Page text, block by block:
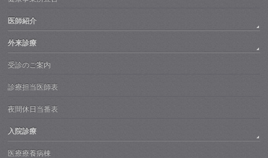
医師紹介
外来診療
受診のご案内
診療担当医師表
夜間休日当番表
入院診療
医療療養病棟